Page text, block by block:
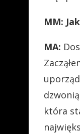
MM:
MA:
która